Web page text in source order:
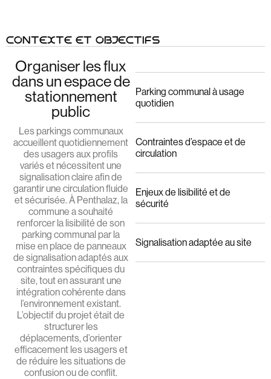
CONTEXTE ET OBJECTIFS
Organiser les flux
dans un espace de
stationnement
public
Les parkings communaux
accueillent quotidiennement
des usagers aux profils
variés et nécessitent une
signalisation claire afin de
garantir une circulation fluide
et sécurisée. À Penthalaz, la
commune a souhaité
renforcer la lisibilité de son
parking communal par la
mise en place de panneaux
de signalisation adaptés aux
contraintes spécifiques du
site, tout en assurant une
intégration cohérente dans
l’environnement existant.
L’objectif du projet était de
structurer les
déplacements, d’orienter
efficacement les usagers et
de réduire les situations de
confusion ou de conflit.
Parking communal à usage
quotidien
Contraintes d’espace et de
circulation
Enjeux de lisibilité et de
sécurité
Signalisation adaptée au site